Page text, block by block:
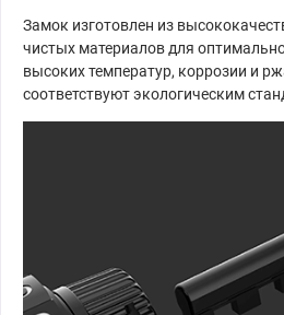
Замок изготовлен из
чистых материалов для
высоких температур, коррозии и
соответствуют экологическим